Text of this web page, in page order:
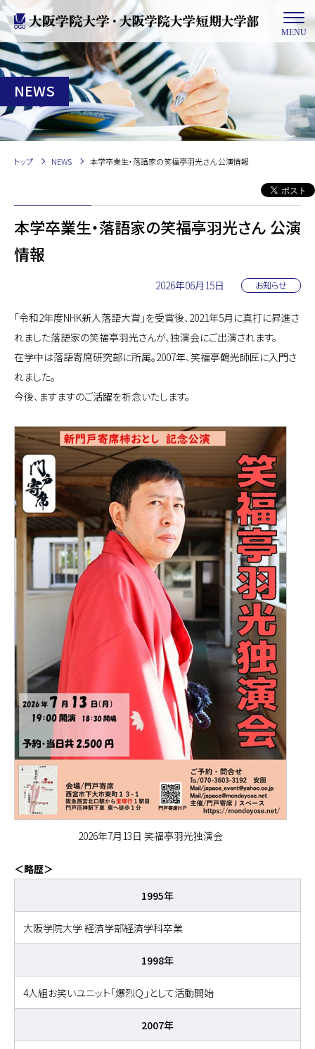
MENU
NEWS
トップ NEWS 本学卒業生・落語家の笑福亭羽光さん 公演情報
本学卒業生・落語家の笑福亭羽光さん 公演
情報
2026年06月15日 お知らせ
「令和2年度NHK新人落語大賞」を受賞後、2021年5月に真打に昇進さ
れました落語家の笑福亭羽光さんが、独演会にご出演されます。
在学中は落語寄席研究部に所属。2007年、笑福亭鶴光師匠に入門さ
れました。
今後、ますますのご活躍を祈念いたします。
2026年7月13日 笑福亭羽光独演会
＜略歴＞
1995年
大阪学院大学 経済学部経済学科卒業
1998年
4人組お笑いユニット「爆烈Ｑ」として活動開始
2007年